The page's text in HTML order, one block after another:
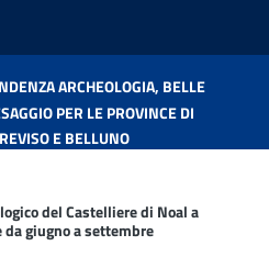
ARCHEOLOGIA, BELLE
PER LE PROVINCE DI
E BELLUNO
del Castelliere di Noal a
giugno a settembre